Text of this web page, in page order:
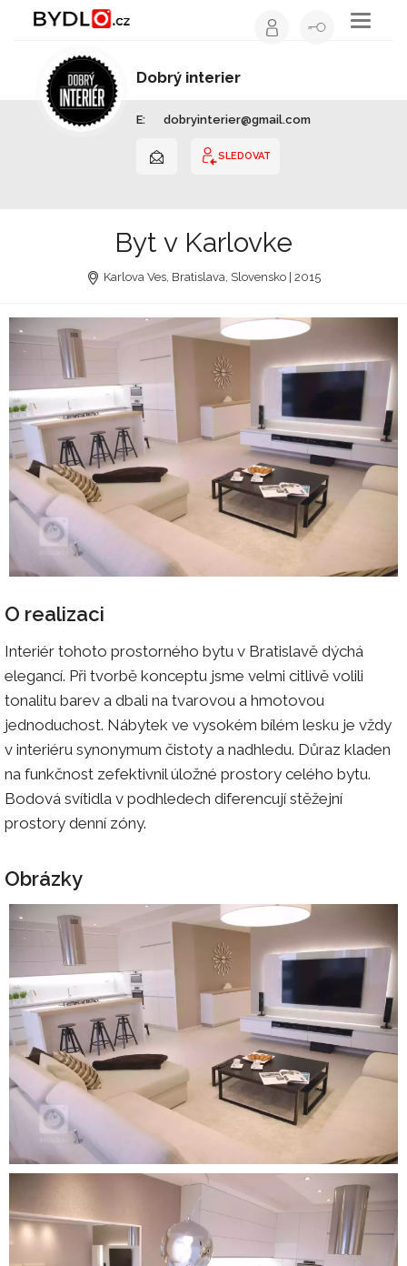
Toggle
Dobrý interier
E: dobryinterier@gmail.com
SLEDOVAT
Byt v Karlovke
Karlova Ves, Bratislava, Slovensko | 2015
O realizaci
Interiér tohoto prostorného bytu v Bratislavě dýchá
elegancí. Při tvorbě konceptu jsme velmi citlivě volili
tonalitu barev a dbali na tvarovou a hmotovou
jednoduchost. Nábytek ve vysokém bílém lesku je vždy
v interiéru synonymum čistoty a nadhledu. Důraz kladen
na funkčnost zefektivnil úložné prostory celého bytu.
Bodová svítidla v podhledech diferencují stěžejní
prostory denní zóny.
Obrázky